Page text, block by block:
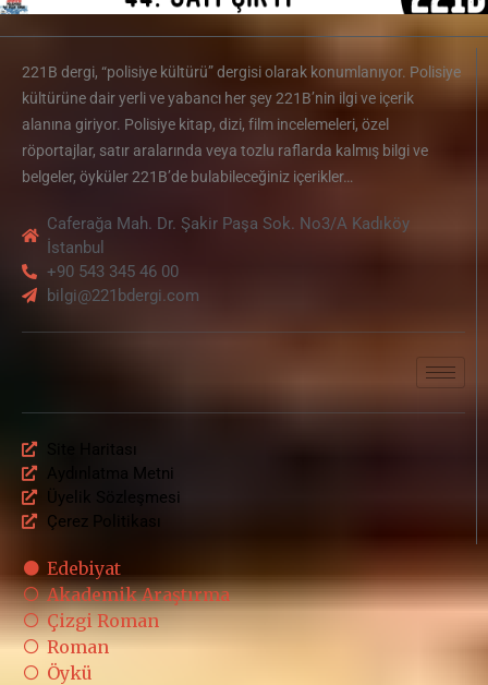
221B dergi, “polisiye kültürü” dergisi olarak konumlanıyor. Polisiye
kültürüne dair yerli ve yabancı her şey 221B’nin ilgi ve içerik
alanına giriyor. Polisiye kitap, dizi, film incelemeleri, özel
röportajlar, satır aralarında veya tozlu raflarda kalmış bilgi ve
belgeler, öyküler 221B’de bulabileceğiniz içerikler…
Caferağa Mah. Dr. Şakir Paşa Sok. No3/A Kadıköy
İstanbul
+90 543 345 46 00
bilgi@221bdergi.com
Site Haritası
Aydınlatma Metni
Üyelik Sözleşmesi
Çerez Politikası
Edebiyat
Akademik Araştırma
Çizgi Roman
Roman
Öykü